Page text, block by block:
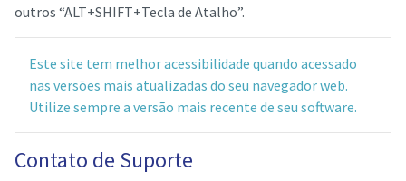
outros “ALT+SHIFT+Tecla de Atalho”.
Este site tem melhor acessibilidade quando acessado
nas versões mais atualizadas do seu navegador web.
Utilize sempre a versão mais recente de seu software.
Contato de Suporte